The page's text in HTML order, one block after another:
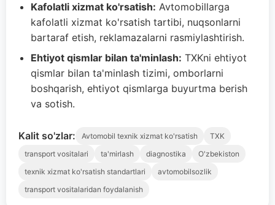
Kafolatli xizmat ko'rsatish: Avtomobillarga
kafolatli xizmat ko'rsatish tartibi, nuqsonlarni
bartaraf etish, reklamazalarni rasmiylashtirish.
Ehtiyot qismlar bilan ta'minlash: TXKni ehtiyot
qismlar bilan ta'minlash tizimi, omborlarni
boshqarish, ehtiyot qismlarga buyurtma berish
va sotish.
Kalit so'zlar: Avtomobil texnik xizmat ko'rsatish
TXK
transport vositalari
ta'mirlash diagnostika
O'zbekiston
texnik xizmat ko'rsatish standartlari
avtomobilsozlik
transport vositalaridan foydalanish